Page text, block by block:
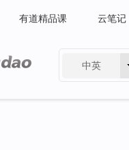
有道精品课 云笔记
中英